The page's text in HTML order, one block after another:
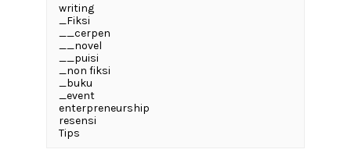
writing
_Fiksi
__cerpen
__novel
__puisi
_non fiksi
_buku
_event
enterpreneurship
resensi
Tips